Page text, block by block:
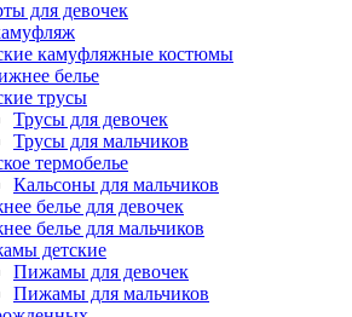
для девочек
камуфляжные костюмы
белье
трусы
Трусы для девочек
Трусы для мальчиков
термобелье
Кальсоны для мальчиков
белье для девочек
белье для мальчиков
детские
Пижамы для девочек
Пижамы для мальчиков